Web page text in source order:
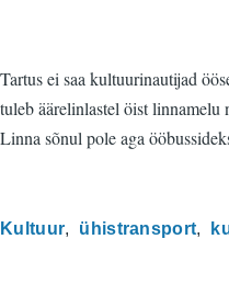
Tartus ei saa kultuurinautijad
tuleb äärelinlastel öist linnamelu
Linna sõnul pole aga
Kultuur ühistransport